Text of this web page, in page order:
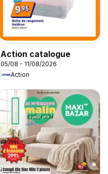
Action catalogue
05/08 - 11/08/2026
Action